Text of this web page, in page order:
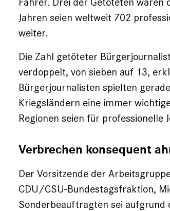
Jahren seien weltweit 702
weiter.
Die Zahl getöteter
verdoppelt, von sieben auf 13,
Bürgerjournalisten spielten
Kriegsländern eine immer
Regionen seien für
Verbrechen konsequent
Der Vorsitzende der
CDU/CSU-Bundestagsfraktion,
Sonderbeauftragten sei aufgrund